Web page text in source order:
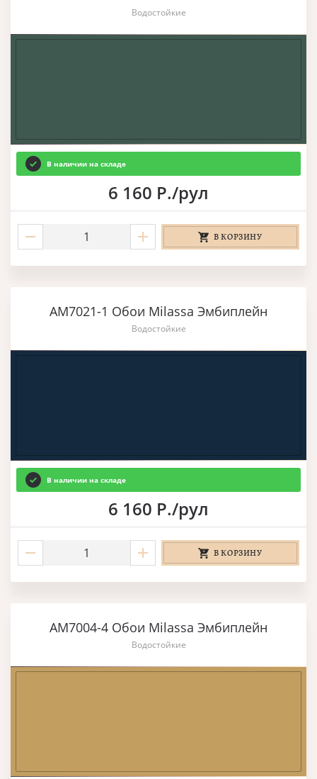
Водостойкие
В наличии на складе
6 160 Р./рул
В КОРЗИНУ
AM7021-1 Обои Milassa Эмбиплейн
Водостойкие
В наличии на складе
6 160 Р./рул
В КОРЗИНУ
AM7004-4 Обои Milassa Эмбиплейн
Водостойкие